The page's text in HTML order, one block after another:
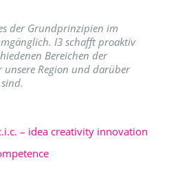
der Grundprinzipien im
I3 schafft proaktiv
Bereichen der
Region und darüber
– idea creativity innovation